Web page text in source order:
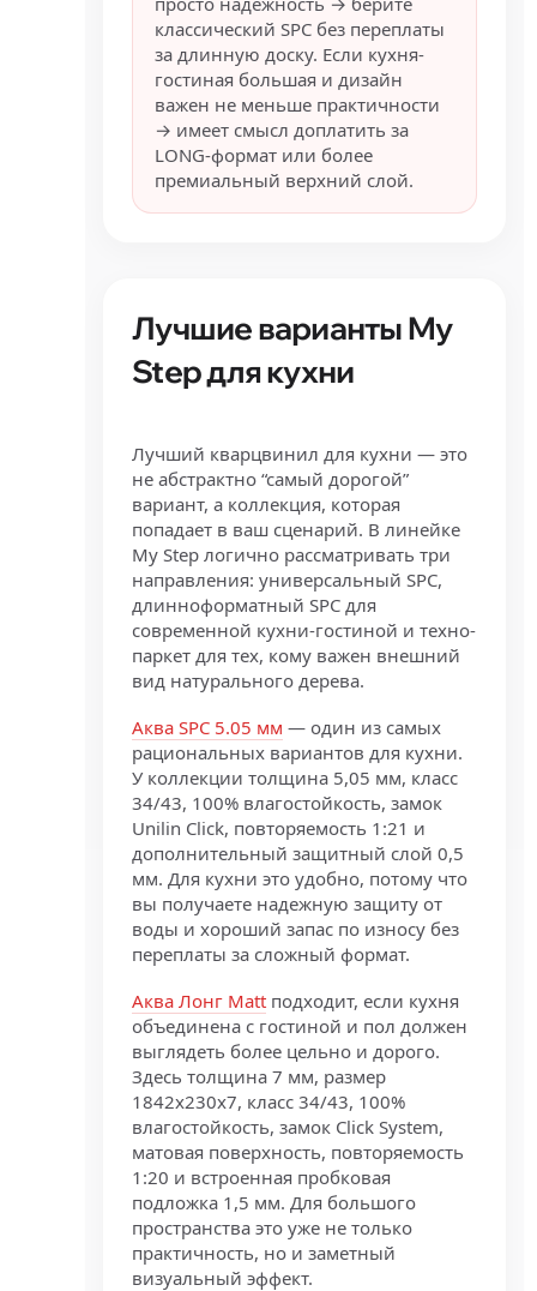
классический SPC без переплаты
за длинную доску. Если кухня-
гостиная большая и дизайн
важен не меньше практичности
→ имеет смысл доплатить за
LONG-формат или более
премиальный верхний слой.
Лучшие варианты My
Step для кухни
Лучший кварцвинил для кухни — это
не абстрактно “самый дорогой”
вариант, а коллекция, которая
попадает в ваш сценарий. В линейке
My Step логично рассматривать три
направления: универсальный SPC,
длинноформатный SPC для
современной кухни-гостиной и техно-
паркет для тех, кому важен внешний
вид натурального дерева.
Аква SPC 5.05 мм — один из самых
рациональных вариантов для кухни.
У коллекции толщина 5,05 мм, класс
34/43, 100% влагостойкость, замок
Unilin Click, повторяемость 1:21 и
дополнительный защитный слой 0,5
мм. Для кухни это удобно, потому что
вы получаете надежную защиту от
воды и хороший запас по износу без
переплаты за сложный формат.
Аква Лонг Matt подходит, если кухня
объединена с гостиной и пол должен
выглядеть более цельно и дорого.
Здесь толщина 7 мм, размер
1842x230x7, класс 34/43, 100%
влагостойкость, замок Click System,
матовая поверхность, повторяемость
1:20 и встроенная пробковая
подложка 1,5 мм. Для большого
пространства это уже не только
практичность, но и заметный
визуальный эффект.